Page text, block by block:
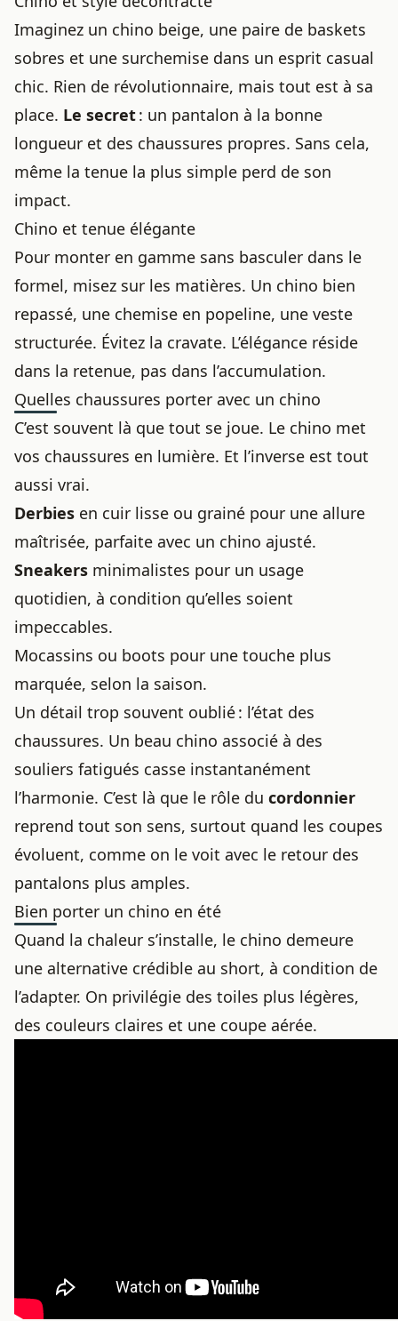
Imaginez un chino beige, une paire de baskets
sobres et une surchemise dans un esprit casual
chic. Rien de révolutionnaire, mais tout est à sa
place. Le secret: un pantalon à la bonne
longueur et des chaussures propres. Sans cela,
même la tenue la plus simple perd de son
impact.
Chino et tenue élégante
Pour monter en gamme sans basculer dans le
formel, misez sur les matières. Un chino bien
repassé, une chemise en popeline, une veste
structurée. Évitez la cravate. L’élégance réside
dans la retenue, pas dans l’accumulation.
Quelles chaussures porter avec un chino
C’est souvent là que tout se joue. Le chino met
vos chaussures en lumière. Et l’inverse est tout
aussi vrai.
Derbies en cuir lisse ou grainé pour une allure
maîtrisée, parfaite avec un chino ajusté.
Sneakers minimalistes pour un usage
quotidien, à condition qu’elles soient
impeccables.
Mocassins ou boots pour une touche plus
marquée, selon la saison.
Un détail trop souvent oublié : l’état des
chaussures. Un beau chino associé à des
souliers fatigués casse instantanément
l’harmonie. C’est là que le rôle du cordonnier
reprend tout son sens, surtout quand les coupes
évoluent, comme on le voit avec le retour des
pantalons plus amples.
Bien porter un chino en été
Quand la chaleur s’installe, le chino demeure
une alternative crédible au short, à condition de
l’adapter. On privilégie des toiles plus légères,
des couleurs claires et une coupe aérée.